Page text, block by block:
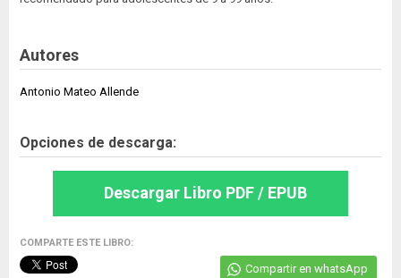
Autores
Antonio Mateo Allende
Opciones de descarga:
Descargar Libro PDF / EPUB
COMPARTE ESTE LIBRO:
Compartir en whatsApp